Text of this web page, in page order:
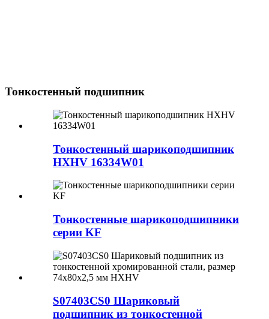
Тонкостенный подшипник
Тонкостенный шарикоподшипник
HXHV 16334W01
Тонкостенные шарикоподшипники
серии KF
S07403CS0 Шариковый
подшипник из тонкостенной